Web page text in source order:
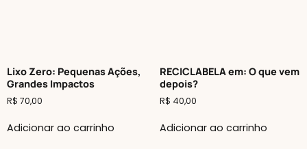
Lixo Zero: Pequenas Ações,
Grandes Impactos
R$ 70,00
Adicionar ao carrinho
RECICLABELA em: O que vem
depois?
R$ 40,00
Adicionar ao carrinho